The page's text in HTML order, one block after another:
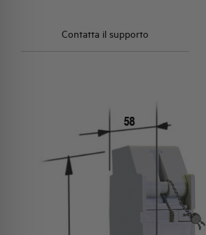
Contatta il supporto